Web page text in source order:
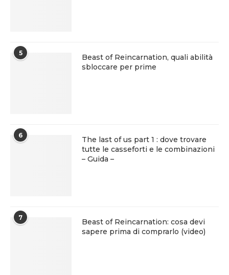
5
Beast of Reincarnation, quali abilità
sbloccare per prime
6
The last of us part 1 : dove trovare
tutte le casseforti e le combinazioni
– Guida –
7
Beast of Reincarnation: cosa devi
sapere prima di comprarlo (video)